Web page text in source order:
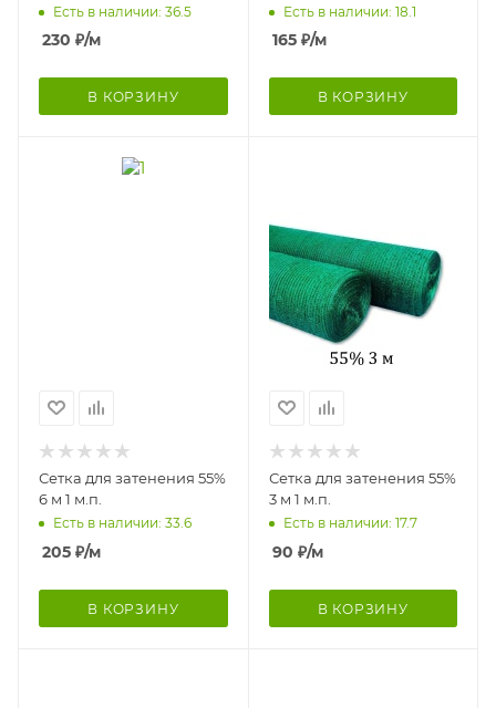
Есть в наличии: 36.5
230 ₽/м
В КОРЗИНУ
Есть в наличии: 18.1
165₽/м
В КОРЗИНУ
Сетка для затенения 55%
6 м 1 м.п.
Есть в наличии: 33.6
205 ₽/м
В КОРЗИНУ
Сетка для затенения 55%
3 м 1 м.п.
Есть в наличии: 17.7
90 ₽/м
В КОРЗИНУ